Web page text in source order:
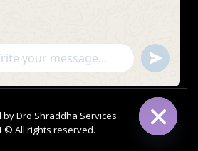
byDro Shraddha Services
© All rights reserved.
undefined